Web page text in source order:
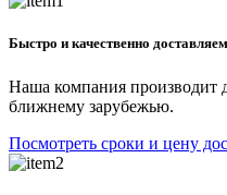
Быстро и качественно доставляем
Наша компания производит
ближнему зарубежью.
Посмотреть сроки и цену